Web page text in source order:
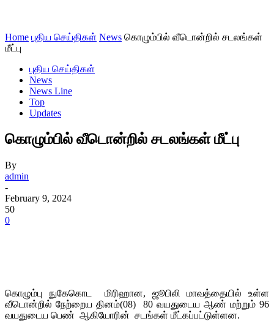
Home புதிய செய்திகள் News கொழும்பில் வீடொன்றில் சடலங்கள்
மீட்பு
புதிய செய்திகள்
News
News Line
Top
Updates
கொழும்பில் வீடொன்றில் சடலங்கள் மீட்பு
By
admin
-
February 9, 2024
50
0
கொழும்பு நுகேகொட மிரிஹான, ஜூபிலி மாவத்தையில் உள்ள
வீடொன்றில் நேற்றைய தினம்(08) 80 வயதுடைய ஆண் மற்றும் 96
வயதுடைய பெண் ஆகியோரின் சடங்கள் மீட்கப்பட்டுள்ளன.